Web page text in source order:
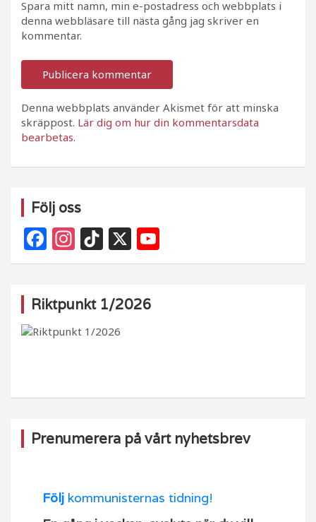
Spara mitt namn, min e-postadress och webbplats i
denna webbläsare till nästa gång jag skriver en
kommentar.
Denna webbplats använder Akismet för att minska
skräppost. Lär dig om hur din kommentarsdata
bearbetas.
Följ oss
F
a
e
b
k
In
st
g
ra
Ti
k
o
k
X
o
Riktpunkt 1/2026
Prenumerera på vårt nyhetsbrev
Följ kommunisternas tidning!